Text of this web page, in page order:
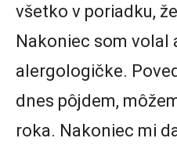
všetko v poriadku,
Nakoniec som volal
alergologičke.
dnes pôjdem,
roka. Nakoniec mi